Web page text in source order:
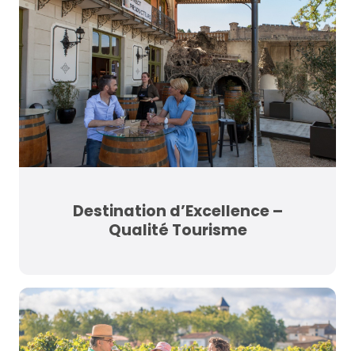
Destination d’Excellence –
Qualité Tourisme